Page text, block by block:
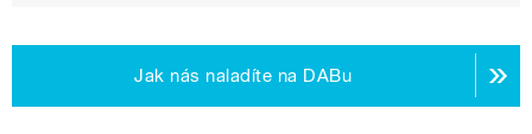
Jak nás naladíte na DABu